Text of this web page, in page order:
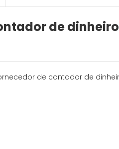
de dinheiro